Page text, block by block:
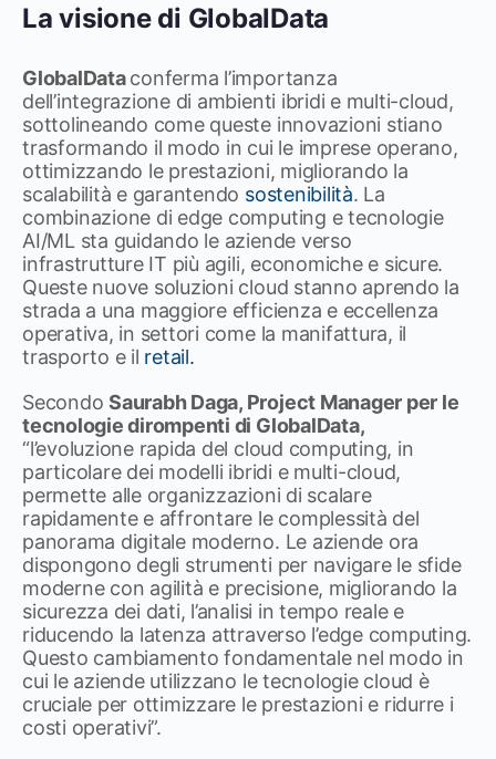
La visione di GlobalData
GlobalDataconferma l’importanza
dell’integrazione di ambienti ibridi e multi-cloud,
sottolineando come queste innovazioni stiano
trasformando il modo in cui le imprese operano,
ottimizzando le prestazioni, migliorando la
scalabilità e garantendo sostenibilità. La
combinazione di edge computing e tecnologie
AI/ML sta guidando le aziende verso
infrastrutture IT più agili, economiche e sicure.
Queste nuove soluzioni cloud stanno aprendo la
strada a una maggiore efficienza e eccellenza
operativa, in settori come la manifattura, il
trasporto e il retail.
SecondoSaurabh Daga, Project Manager per le
tecnologie dirompenti di GlobalData,
“l’evoluzione rapida del cloud computing, in
particolare dei modelli ibridi e multi-cloud,
permette alle organizzazioni di scalare
rapidamente e affrontare le complessità del
panorama digitale moderno. Le aziende ora
dispongono degli strumenti per navigare le sfide
moderne con agilità e precisione, migliorando la
sicurezza dei dati, l’analisi in tempo reale e
riducendo la latenza attraverso l’edge computing.
Questo cambiamento fondamentale nel modo in
cui le aziende utilizzano le tecnologie cloud è
cruciale per ottimizzare le prestazioni e ridurre i
costi operativi”.